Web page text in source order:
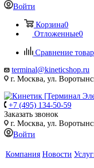
Войти
Корзина0
Отложенные0
Сравнение
terminal@kineticshop.ru
г. Москва, ул.
+7 (495) 134-50-59
Заказать звонок
г. Москва, ул.
Войти
Компания Новости